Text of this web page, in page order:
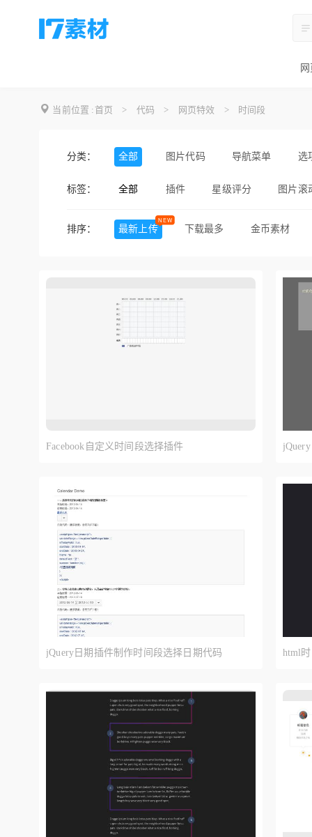
当前位置 :首页 > 代码 > 网页特效 > 时间段
分类： 全部 图片代码 导航菜单 选
标签： 全部 插件 星级评分 图片滚
滚动条
排序： 最新上传 下载最多 金币素材
Facebook自定义时间段选择插件
jQuery日期插件制作时间段选择日期代码 html